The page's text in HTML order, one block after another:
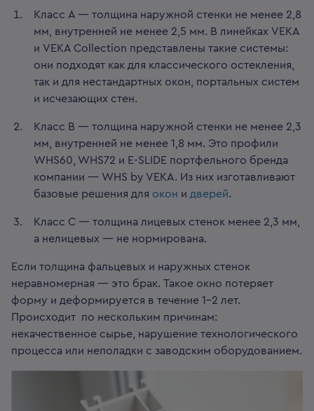
Класс А — толщина наружной стенки не менее 2,8
мм, внутренней не менее 2,5 мм. В линейках VEKA
и VEKA Collection представлены такие системы:
они подходят как для классического остекления,
так и для нестандартных окон, портальных систем
и исчезающих стен.
Класс В — толщина наружной стенки не менее 2,3
мм, внутренней не менее 1,8 мм. Это профили
WHS60, WHS72 и E-SLIDE портфельного бренда
компании — WHS by VEKA. Из них изготавливают
базовые решения для окон и дверей.
Класс C — толщина лицевых стенок менее 2,3 мм,
а нелицевых — не нормирована.
Если толщина фальцевых и наружных стенок
неравномерная — это брак. Такое окно потеряет
форму и деформируется в течение 1-2 лет.
Происходит по нескольким причинам:
некачественное сырье, нарушение технологического
процесса или неполадки с заводским оборудованием.